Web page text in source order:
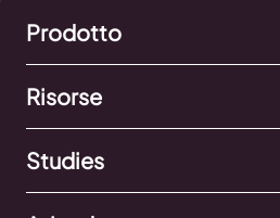
Prodotto
Risorse
Studies